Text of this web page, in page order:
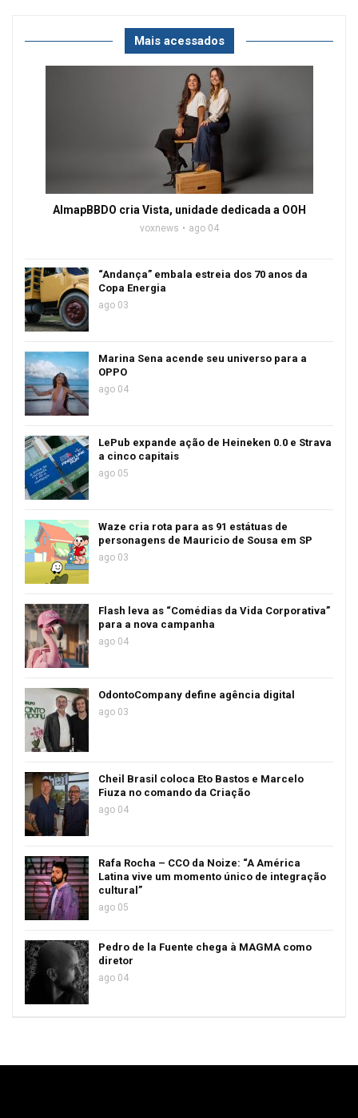
Mais acessados
AlmapBBDO cria Vista, unidade dedicada a OOH
voxnews ago 04
“Andança” embala estreia dos 70 anos da
Copa Energia
ago 03
Marina Sena acende seu universo para a
OPPO
ago 04
LePub expande ação de Heineken 0.0 e Strava
a cinco capitais
ago 05
Waze cria rota para as 91 estátuas de
personagens de Mauricio de Sousa em SP
ago 03
Flash leva as “Comédias da Vida Corporativa”
para a nova campanha
ago 04
OdontoCompany define agência digital
ago 03
Cheil Brasil coloca Eto Bastos e Marcelo
Fiuza no comando da Criação
ago 04
Rafa Rocha – CCO da Noize: “A América
Latina vive um momento único de integração
cultural”
ago 05
Pedro de la Fuente chega à MAGMA como
diretor
ago 04